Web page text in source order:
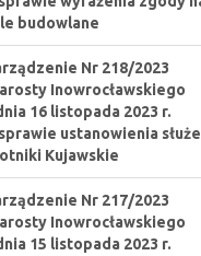
budowlane
Nr 218/2023
Inowrocławskiego
16 listopada 2023 r.
ustanowienia
Kujawskie
Nr 217/2023
Inowrocławskiego
15 listopada 2023 r.